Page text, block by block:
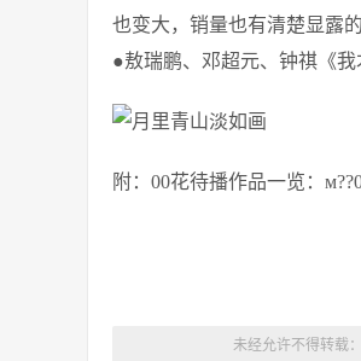
也变大，销量也有清楚显露
●敖瑞鹏、邓超元、钟祺《我
附：00花待播作品一览：
未经允许不得转载：